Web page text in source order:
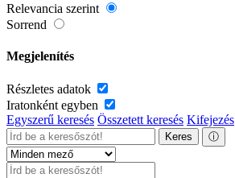
Relevancia szerint
Sorrend
Megjelenítés
Részletes adatok
Iratonként egyben
Egyszerű keresés Összetett keresés Kifejezés
Keres ⓘ